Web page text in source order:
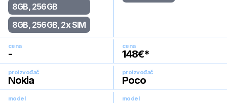
8GB, 256GB
8GB, 256GB, 2x SIM
cena
-
cena
148€*
proizvođač
Nokia
proizvođač
Poco
model model